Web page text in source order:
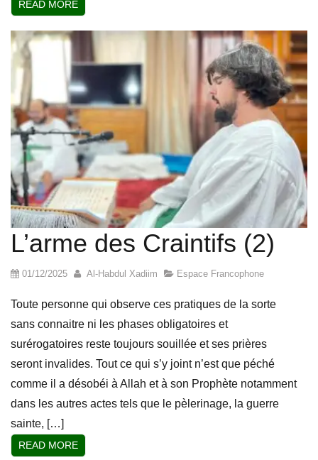
READ MORE
L’arme des Craintifs (2)
01/12/2025 Al-Habdul Xadiim Espace Francophone
Toute personne qui observe ces pratiques de la sorte
sans connaitre ni les phases obligatoires et
surérogatoires reste toujours souillée et ses prières
seront invalides. Tout ce qui s’y joint n’est que péché
comme il a désobéi à Allah et à son Prophète notamment
dans les autres actes tels que le pèlerinage, la guerre
sainte, […]
READ MORE